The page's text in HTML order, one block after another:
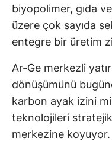
biyopolimer, gıda
üzere çok sayıda
entegre bir üretim
Ar-Ge merkezli
dönüşümünü
karbon ayak izini
teknolojileri stratejik
merkezine koyuyor.